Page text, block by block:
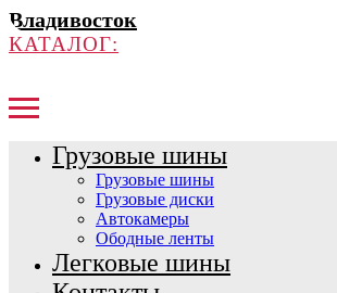
Владивосток
КАТАЛОГ:
Грузовые шины
Грузовые шины
Грузовые диски
Автокамеры
Ободные ленты
Легковые шины